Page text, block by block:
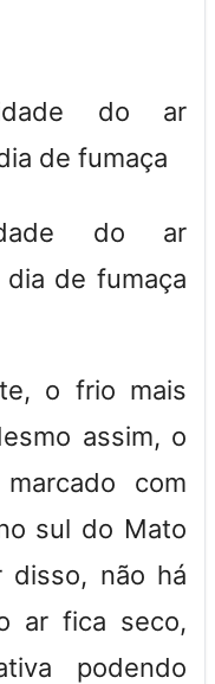
do ar
dia de fumaça
o frio mais
assim, o
com
sul do Mato
disso, não há
ar fica seco,
podendo